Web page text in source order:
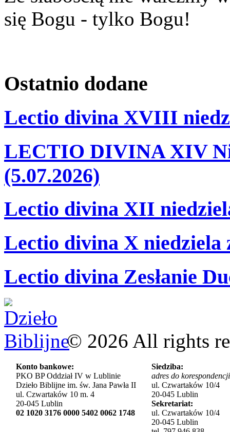
się Bogu - tylko Bogu!
Ostatnio dodane
Lectio divina XVIII
LECTIO DIVINA XIV
(5.07.2026)
Lectio divina XII
Lectio divina X niedziela
Lectio divina Zesłanie
© 2026 All rights
Konto bankowe:
PKO BP Oddział IV w Lublinie
Dzieło Biblijne im. św. Jana Pawła II
ul. Czwartaków 10 m. 4
20-045 Lublin
02 1020 3176 0000 5402 0062 1748
Siedziba:
adres do
ul. Czwartaków 10/4
20-045 Lublin
Sekretariat:
ul. Czwartaków 10/4
20-045 Lublin